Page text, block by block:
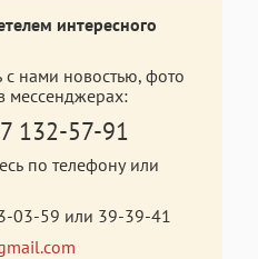
интересного
с нами новостью, фото
мессенджерах:
132-57-91
по телефону или
03-59 или 39-39-41